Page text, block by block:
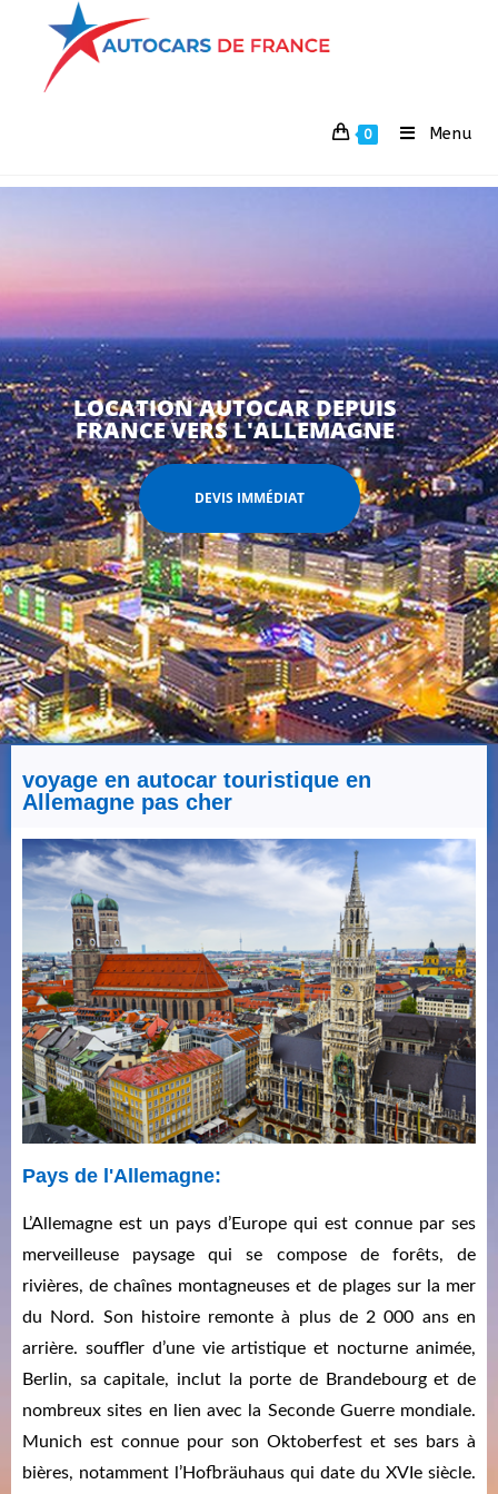
0 Menu
LOCATION AUTOCAR DEPUIS
FRANCE VERS L'ALLEMAGNE
DEVIS IMMÉDIAT
voyage en autocar touristique en
Allemagne pas cher
Pays de l'Allemagne:
L’Allemagne est un pays d’Europe qui est connue par ses
merveilleuse paysage qui se compose de forêts, de
rivières, de chaînes montagneuses et de plages sur la mer
du Nord. Son histoire remonte à plus de 2 000 ans en
arrière. souffler d’une vie artistique et nocturne animée,
Berlin, sa capitale, inclut la porte de Brandebourg et de
nombreux sites en lien avec la Seconde Guerre mondiale.
Munich est connue pour son Oktoberfest et ses bars à
bières, notamment l’Hofbräuhaus qui date du XVIe siècle.